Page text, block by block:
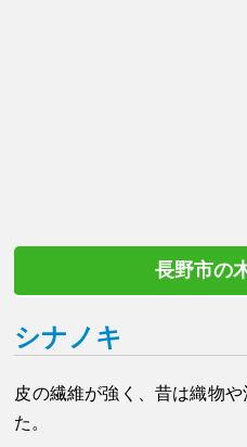
長野市の
シナノキ
皮の繊維が強く、昔は織物
た。